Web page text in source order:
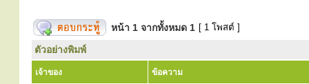
หน้า 1 จากทั้งหมด 1 [ 1 โพสต์ ]
ตัวอย่างพิมพ์
เจ้าของ ข้อความ